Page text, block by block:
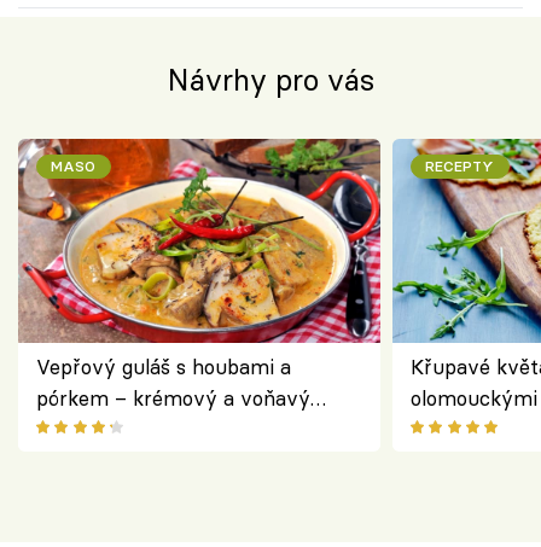
Návrhy pro vás
MASO
Vepřový guláš s houbami a
pórkem – krémový a voňavý
pokrm z jednoho hrnce
RECEPTY
Křupavé
bezlepkový